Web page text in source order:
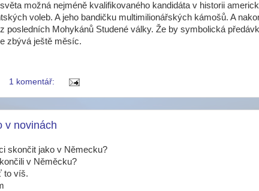
možná nejméně kvalifikovaného kandidáta v historii
voleb. A jeho bandičku multimilionářských kámošů. A
posledních Mohykánů Studené války. Že by symbolická
zbývá ještě měsíc.
1 komentář:
v novinách
skončit jako v Německu?
v Něměcku?
to víš.